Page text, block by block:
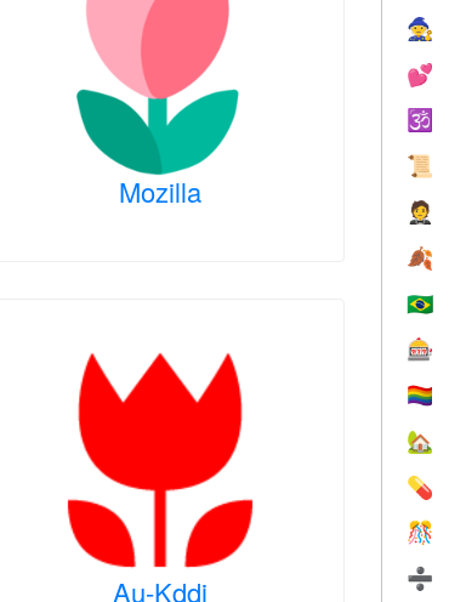
Mozilla
Au-Kddi
🧙
💕
🕉
📜
🤵
🍂
🇧🇷
🎰
🏳️‍🌈
🏡
💊
🎊
➗